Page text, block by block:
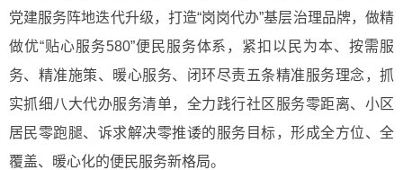
党建服务阵地迭代升级，打造“岗岗代办”基层治理品牌，做精
做优“贴心服务580”便民服务体系，紧扣以民为本、按需服
务、精准施策、暖心服务、闭环尽责五条精准服务理念，抓
实抓细八大代办服务清单，全力践行社区服务零距离、小区
居民零跑腿、诉求解决零推诿的服务目标，形成全方位、全
覆盖、暖心化的便民服务新格局。